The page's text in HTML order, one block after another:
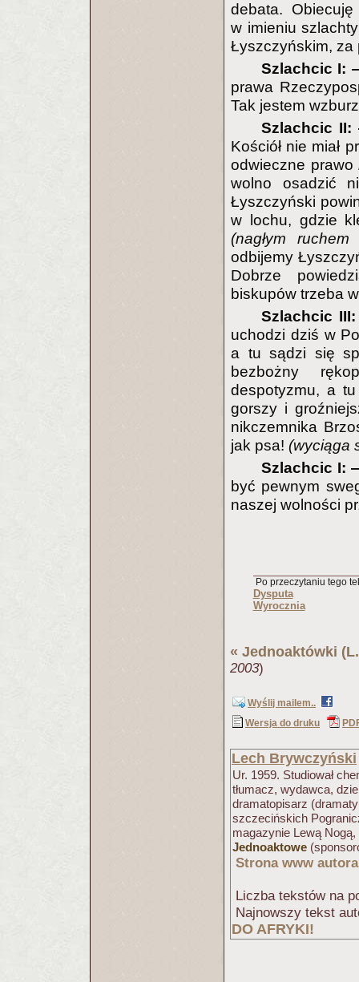
debata.
w imieniu
Łyszczyńskim, za
Szlachcic
prawa
Tak jestem
Szlachcic
Kościół nie miał
odwieczne prawo
wolno osadzić
Łyszczyński
w lochu, gdzie
(nagłym
odbijemy
Dobrze
biskupów trzeba
Szlachcic
uchodzi dziś w
a tu sądzi się
bezbożny
despotyzmu, a
gorszy i
nikczemnika
jak psa! (wyciąga
Szlachcic I:
być pewnym
naszej wolności
Po przeczytaniu tego
Dysputa
Wyrocznia
« Jednoaktówki
2003)
Wyślij mailem..
Wersja do druku
Lech Brywczyński
Ur. 1959. Studiował
tłumacz, wydawca,
dramatopisarz
szczecińskich
magazynie Lewą
Jednoaktowe
Strona www autora
Liczba tekstów na
Najnowszy tekst
DO AFRYKI!